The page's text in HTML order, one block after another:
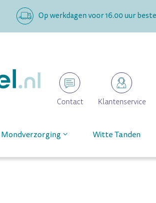
Op werkdagen voor 16.00 uur
Contact Klantenservice
Mondverzorging Witte Tanden